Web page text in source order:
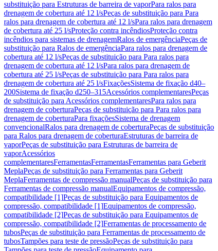
substituição para Estruturas de barreira de vaporPara ralos para
drenagem de cobertura até 12 l/sPeças de substituição para Para
ralos para drenagem de cobertura até 12 l/sPara ralos para drenagem
de cobertura até 25 l/sProteção contra incêndiosProteção contra
incêndios para sistemas de drenagemRalos de emergênciaPeças de
substituição para Ralos de emergênciaPara ralos para drenagem de
cobertura até 12 l/sPeças de substituição para Para ralos para
drenagem de cobertura até 12 l/sPara ralos para drenagem de
cobertura até 25 l/sPeças de substituição para Para ralos para
drenagem de cobertura até 25 l/sFixaçõesSistema de fixação d40–
200Sistema de fixação d250–315Acessórios complementaresPeças
de substituição para Acessórios complementaresPara ralos para
drenagem de coberturaPeças de substituição para Para ralos para
drenagem de coberturaPara fixaçõesSistema de drenagem
convencionalRalos para drenagem de coberturaPeças de substituição
para Ralos para drenagem de coberturaEstruturas de barreira de
vaporPeças de substituição para Estruturas de barreira de
vaporAcessórios
complementaresFerramentasFerramentasFerramentas para Geberit
MeplaPeças de substituição para Ferramentas para Geberit
MeplaFerramentas de compressão manualPeças de substituição para
Ferramentas de compressão manualEquipamentos de compressão,
compatibilidade [1]Peças de substituição para Equipamentos de
compressão, compatibilidade [1]Equipamentos de compressão,
compatibilidade [2]Peças de substituição para Equipamentos de
compressão, compatibilidade [2]Ferramentas de processamento de
tubosPeças de substituição para Ferramentas de processamento de
tubosTampões para teste de pressãoPeças de substituição para